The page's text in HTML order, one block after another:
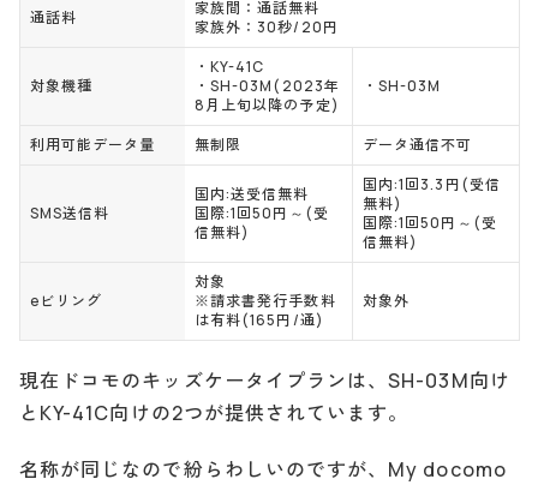
通話料
家族間：通話無料
家族外：30秒/20円
対象機種
・KY-41C
・SH-03M(2023年
8月上旬以降の予定)
・SH-03M
利用可能データ量 無制限 データ通信不可
SMS送信料
国内:送受信無料
国際:1回50円～(受
信無料)
国内:1回3.3円(受信
無料)
国際:1回50円～(受
信無料)
eビリング
対象
※請求書発行手数料
は有料(165円/通)
対象外
現在ドコモのキッズケータイプランは、SH-03M向け
とKY-41C向けの2つが提供されています。
名称が同じなので紛らわしいのですが、My docomo